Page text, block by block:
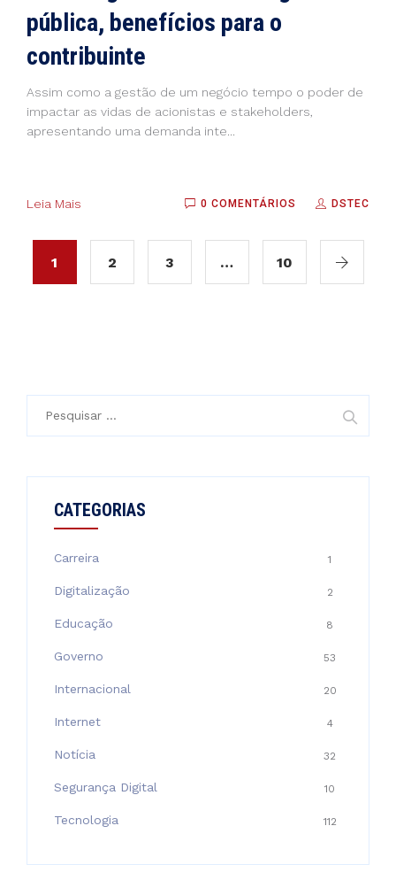
pública, benefícios para o
contribuinte
Assim como a gestão de um negócio tempo o poder de
impactar as vidas de acionistas e stakeholders,
apresentando uma demanda inte...
Leia Mais 0 COMENTÁRIOS DSTEC
1 2 3 … 10
CATEGORIAS
Carreira 1
Digitalização 2
Educação 8
Governo 53
Internacional 20
Internet 4
Notícia 32
Segurança Digital 10
Tecnologia 112